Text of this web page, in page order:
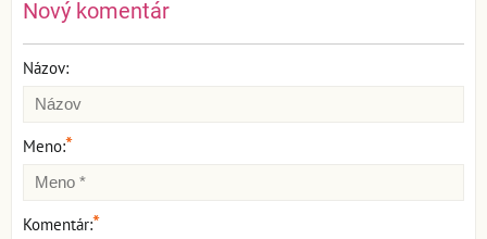
Nový komentár
Názov:
Meno:*
Komentár:*